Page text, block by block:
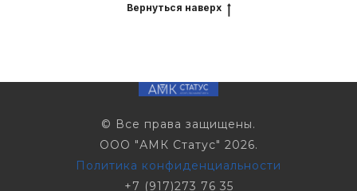
Вернуться наверх
© Все права защищены.
ООО "АМК Статус" 2026.
Политика конфиденциальности
+7 (917)273 76 35